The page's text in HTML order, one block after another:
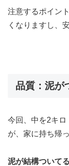
注意するポイン
くなりますし、
品質：泥が
今回、中を2キロ
が、家に持ち帰
泥が結構ついて